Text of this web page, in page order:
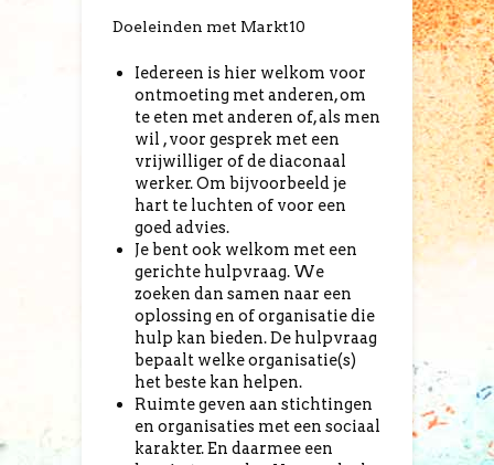
Doeleinden met Markt10
Iedereen is hier welkom voor
ontmoeting met anderen, om
te eten met anderen of, als men
wil , voor gesprek met een
vrijwilliger of de diaconaal
werker. Om bijvoorbeeld je
hart te luchten of voor een
goed advies.
Je bent ook welkom met een
gerichte hulpvraag. We
zoeken dan samen naar een
oplossing en of organisatie die
hulp kan bieden. De hulpvraag
bepaalt welke organisatie(s)
het beste kan helpen.
Ruimte geven aan stichtingen
en organisaties met een sociaal
karakter. En daarmee een